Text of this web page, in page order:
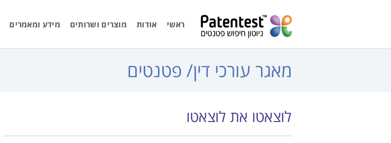
ראשי
אודות מוצרים ושרותים מידע ומאמרים
מאגר עורכי דין/ פטנטים
לוצאטו את לוצאטו